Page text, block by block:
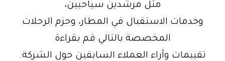
مثل مرشدين سياحيين،
وخدمات الاستقبال في المطار، وحزم الرحلات
المخصصة بالتالي قم بقراءة
تقييمات وآراء العملاء السابقين حول الشركة.